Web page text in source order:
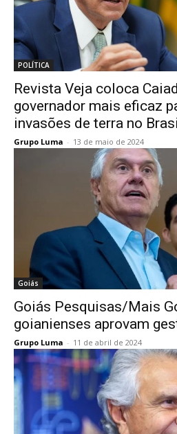
POLÍTICA
Revista Veja coloca
governador mais eficaz
invasões de terra no
Grupo Luma - 13 de maio de 2024
Goiás
Goiás Pesquisas/Mais
goianienses aprovam
Grupo Luma - 11 de abril de 2024